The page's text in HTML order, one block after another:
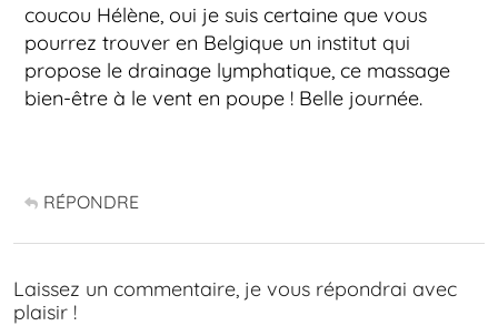
coucou Hélène, oui je suis certaine que vous
pourrez trouver en Belgique un institut qui
propose le drainage lymphatique, ce massage
bien-être à le vent en poupe ! Belle journée.
RÉPONDRE
Laissez un commentaire, je vous répondrai avec
plaisir !